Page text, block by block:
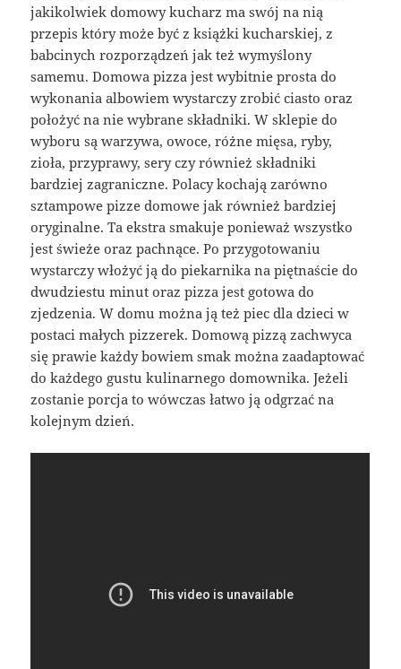
jakikolwiek domowy kucharz ma swój na nią
przepis który może być z książki kucharskiej, z
babcinych rozporządzeń jak też wymyślony
samemu. Domowa pizza jest wybitnie prosta do
wykonania albowiem wystarczy zrobić ciasto oraz
położyć na nie wybrane składniki. W sklepie do
wyboru są warzywa, owoce, różne mięsa, ryby,
zioła, przyprawy, sery czy również składniki
bardziej zagraniczne. Polacy kochają zarówno
sztampowe pizze domowe jak również bardziej
oryginalne. Ta ekstra smakuje ponieważ wszystko
jest świeże oraz pachnące. Po przygotowaniu
wystarczy włożyć ją do piekarnika na piętnaście do
dwudziestu minut oraz pizza jest gotowa do
zjedzenia. W domu można ją też piec dla dzieci w
postaci małych pizzerek. Domową pizzą zachwyca
się prawie każdy bowiem smak można zaadaptować
do każdego gustu kulinarnego domownika. Jeżeli
zostanie porcja to wówczas łatwo ją odgrzać na
kolejnym dzień.